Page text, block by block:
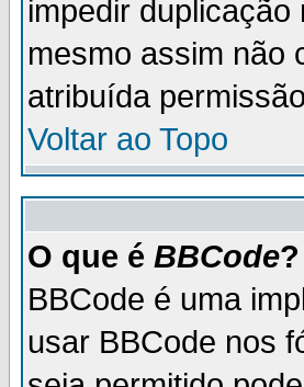
impedir
mesmo assim não
atribuída
Voltar ao Topo
O que é BBCode?
BBCode é uma
usar BBCode nos